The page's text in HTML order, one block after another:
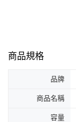
商品規格
品牌
商品名稱
容量